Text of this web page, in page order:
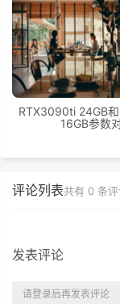
RTX3090ti 24GB
16GB参数
评论列表共有 0 条
发表评论